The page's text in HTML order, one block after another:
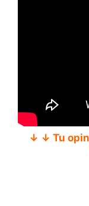
↓ ↓ Tu